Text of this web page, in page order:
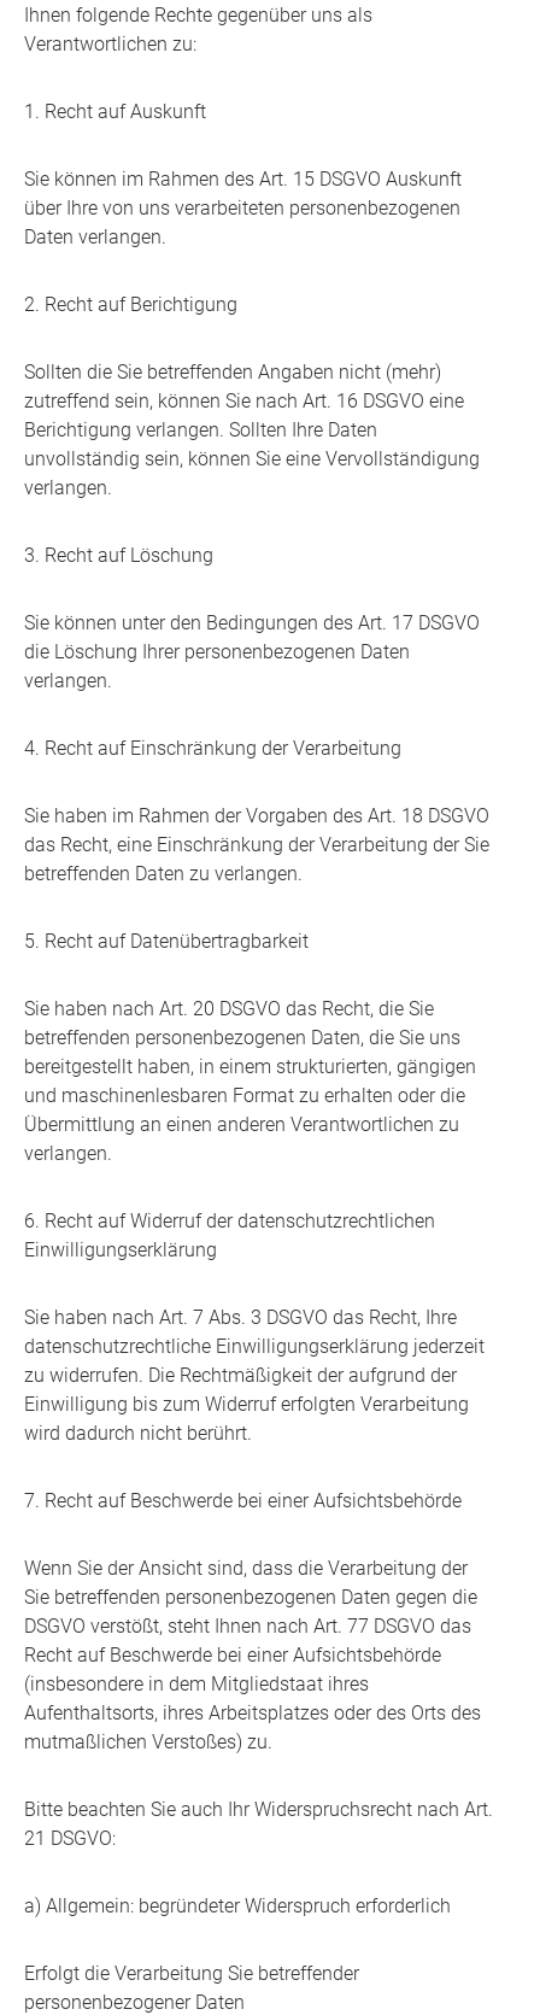
Ihnen folgende Rechte gegenüber uns als
Verantwortlichen zu:
1. Recht auf Auskunft
Sie können im Rahmen des Art. 15 DSGVO Auskunft
über Ihre von uns verarbeiteten personenbezogenen
Daten verlangen.
2. Recht auf Berichtigung
Sollten die Sie betreffenden Angaben nicht (mehr)
zutreffend sein, können Sie nach Art. 16 DSGVO eine
Berichtigung verlangen. Sollten Ihre Daten
unvollständig sein, können Sie eine Vervollständigung
verlangen.
3. Recht auf Löschung
Sie können unter den Bedingungen des Art. 17 DSGVO
die Löschung Ihrer personenbezogenen Daten
verlangen.
4. Recht auf Einschränkung der Verarbeitung
Sie haben im Rahmen der Vorgaben des Art. 18 DSGVO
das Recht, eine Einschränkung der Verarbeitung der Sie
betreffenden Daten zu verlangen.
5. Recht auf Datenübertragbarkeit
Sie haben nach Art. 20 DSGVO das Recht, die Sie
betreffenden personenbezogenen Daten, die Sie uns
bereitgestellt haben, in einem strukturierten, gängigen
und maschinenlesbaren Format zu erhalten oder die
Übermittlung an einen anderen Verantwortlichen zu
verlangen.
6. Recht auf Widerruf der datenschutzrechtlichen
Einwilligungserklärung
Sie haben nach Art. 7 Abs. 3 DSGVO das Recht, Ihre
datenschutzrechtliche Einwilligungserklärung jederzeit
zu widerrufen. Die Rechtmäßigkeit der aufgrund der
Einwilligung bis zum Widerruf erfolgten Verarbeitung
wird dadurch nicht berührt.
7. Recht auf Beschwerde bei einer Aufsichtsbehörde
Wenn Sie der Ansicht sind, dass die Verarbeitung der
Sie betreffenden personenbezogenen Daten gegen die
DSGVO verstößt, steht Ihnen nach Art. 77 DSGVO das
Recht auf Beschwerde bei einer Aufsichtsbehörde
(insbesondere in dem Mitgliedstaat ihres
Aufenthaltsorts, ihres Arbeitsplatzes oder des Orts des
mutmaßlichen Verstoßes) zu.
Bitte beachten Sie auch Ihr Widerspruchsrecht nach Art.
21 DSGVO:
a) Allgemein: begründeter Widerspruch erforderlich
Erfolgt die Verarbeitung Sie betreffender
personenbezogener Daten